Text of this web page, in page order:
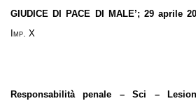
GIUDICE DI PACE DI MALE’; 29 aprile
Imp. X
Responsabilità penale – Sci –